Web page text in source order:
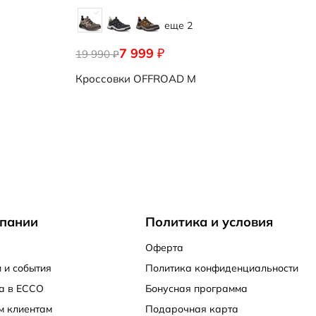
еще 2
7 999 ₽
19 990₽
Кроссовки OFFROAD M
Политика и условия
Оферта
Политика конфиденциальности
Бонусная программа
Подарочная карта
и события
в ECCO
клиентам